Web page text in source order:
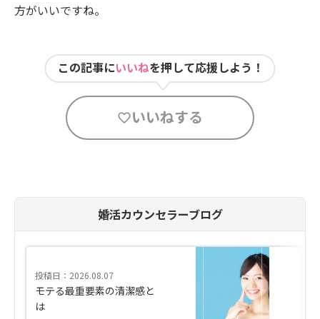
方がいいですね。
この記事にいいねを押して応援しよう！
いいねする
婚活カウンセラーブログ
投稿日：2026.08.07
モテる最重要素の清潔感と
は